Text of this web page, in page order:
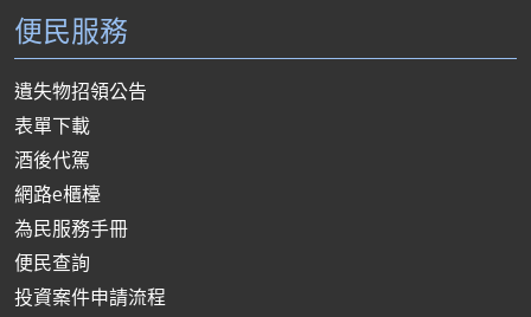
便民服務
遺失物招領公告
表單下載
酒後代駕
網路e櫃檯
為民服務手冊
便民查詢
投資案件申請流程